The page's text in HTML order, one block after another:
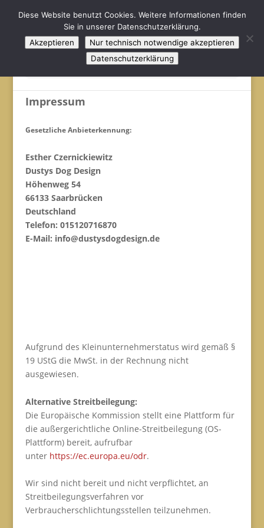
Impressum
Gesetzliche Anbieterkennung:
Esther Czernickiewitz
Dustys Dog Design
Höhenweg 54
66133 Saarbrücken
Deutschland
Telefon: 015120716870
E-Mail: info@dustysdogdesign.de
Aufgrund des Kleinunternehmerstatus wird gemäß §
19 UStG die MwSt. in der Rechnung nicht
ausgewiesen.
Alternative Streitbeilegung:
Die Europäische Kommission stellt eine Plattform für
die außergerichtliche Online-Streitbeilegung (OS-
Plattform) bereit, aufrufbar
unter https://ec.europa.eu/odr.
Wir sind nicht bereit und nicht verpflichtet, an
Streitbeilegungsverfahren vor
Verbraucherschlichtungsstellen teilzunehmen.
Diese Website benutzt Cookies. Weitere Informationen finden
Sie in unserer Datenschutzerklärung.
Akzeptieren
Nur technisch notwendige akzeptieren
Datenschutzerklärung